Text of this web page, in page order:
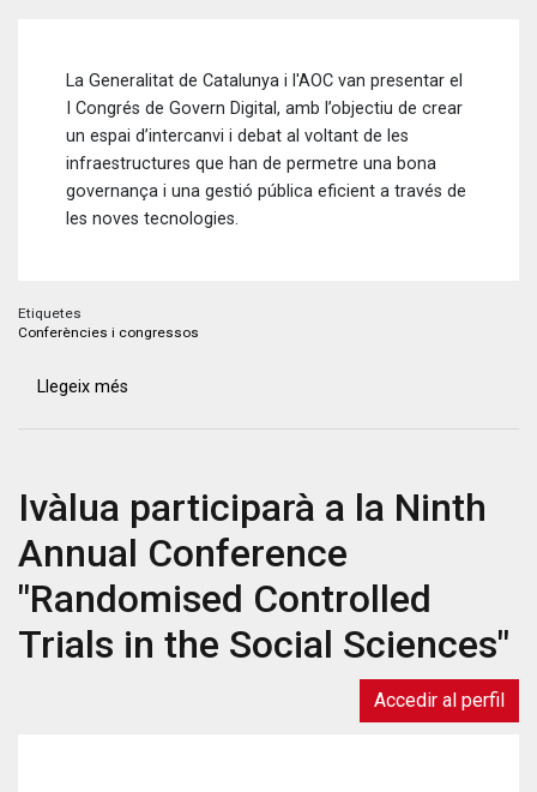
La Generalitat de Catalunya i l'AOC van presentar el
I Congrés de Govern Digital, amb l’objectiu de crear
un espai d’intercanvi i debat al voltant de les
infraestructures que han de permetre una bona
governança i una gestió pública eficient a través de
les noves tecnologies.
Etiquetes
Conferències i congressos
Llegeix més
Govern
Digital
Ivàlua participarà a la Ninth
Annual Conference
"Randomised Controlled
Trials in the Social Sciences"
Accedir al perfil